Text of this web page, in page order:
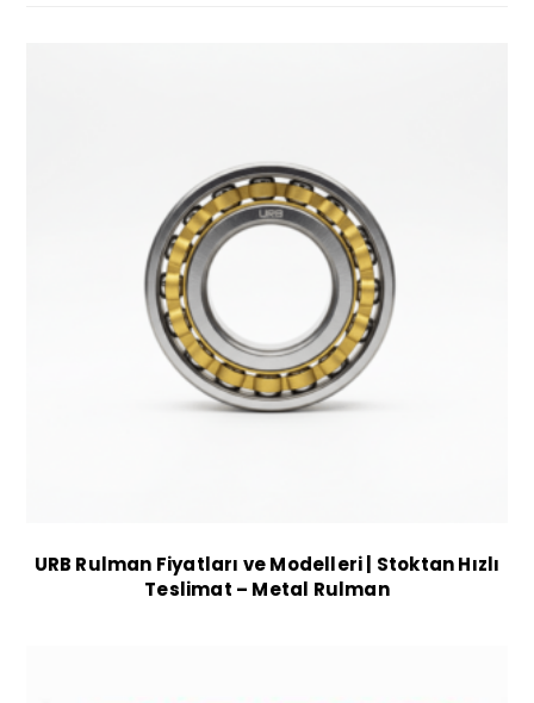
URB Rulman Fiyatları ve Modelleri | Stoktan Hızlı
Teslimat – Metal Rulman